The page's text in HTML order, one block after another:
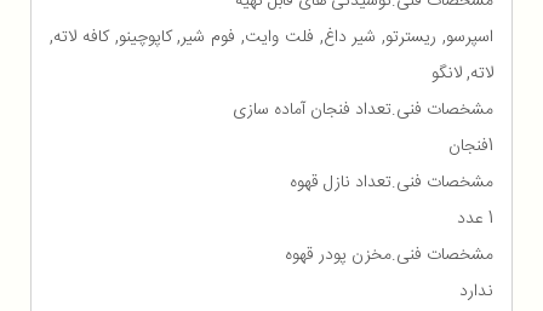
اسپرسو, ریسترتو, شیر داغ, فلت وایت, فوم شیر, کاپوچینو, کافه لاته,
لاته, لانگو
مشخصات فنی.تعداد فنجان آماده سازی
1فنجان
مشخصات فنی.تعداد نازل قهوه
1 عدد
مشخصات فنی.مخزن پودر قهوه
ندارد